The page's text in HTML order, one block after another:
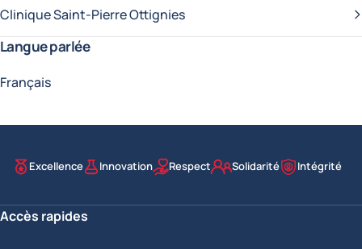
Clinique Saint-Pierre Ottignies
Langue parlée
Français
Nos valeurs
Excellence Innovation Respect Solidarité Intégrité
Accès rapides